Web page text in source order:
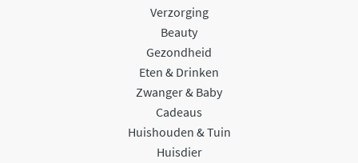
Verzorging
Beauty
Gezondheid
Eten & Drinken
Zwanger & Baby
Cadeaus
Huishouden & Tuin
Huisdier